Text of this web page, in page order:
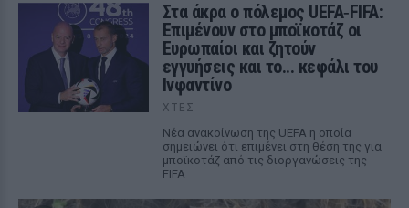
Στα άκρα ο πόλεμος UEFA‑FIFA:
Επιμένουν στο μποϊκοτάζ οι
Ευρωπαίοι και ζητούν
εγγυήσεις και το... κεφάλι του
Ινφαντίνο
ΧΤΕΣ
Νέα ανακοίνωση της UEFA η οποία
σημειώνει ότι επιμένει στη θέση της για
μποϊκοτάζ από τις διοργανώσεις της
FIFA